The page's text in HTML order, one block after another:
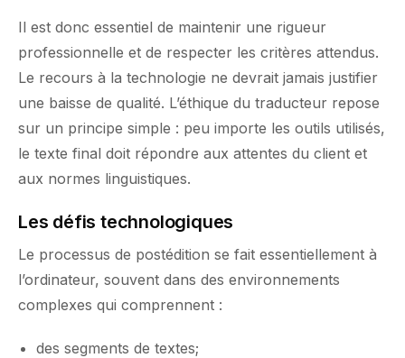
Il est donc essentiel de maintenir une rigueur
professionnelle et de respecter les critères attendus.
Le recours à la technologie ne devrait jamais justifier
une baisse de qualité. L’éthique du traducteur repose
sur un principe simple : peu importe les outils utilisés,
le texte final doit répondre aux attentes du client et
aux normes linguistiques.
Les défis technologiques
Le processus de postédition se fait essentiellement à
l’ordinateur, souvent dans des environnements
complexes qui comprennent :
des segments de textes;